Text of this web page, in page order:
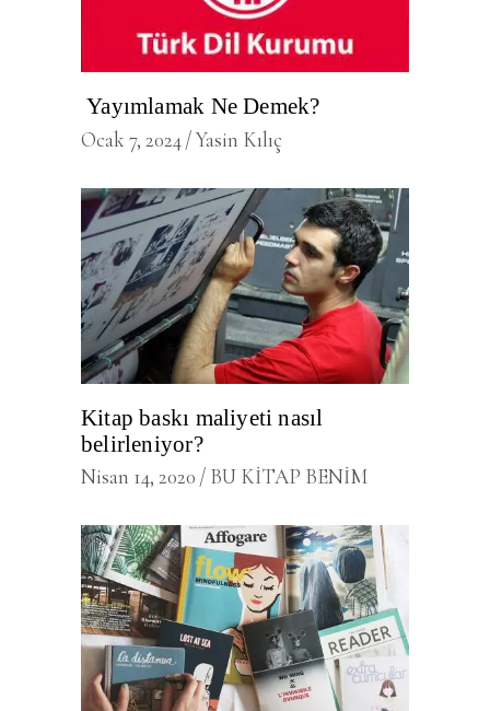
Yayımlamak Ne Demek?
Ocak 7, 2024 Yasin Kılıç
Kitap baskı maliyeti nasıl
belirleniyor?
Nisan 14, 2020 BU KİTAP BENİM